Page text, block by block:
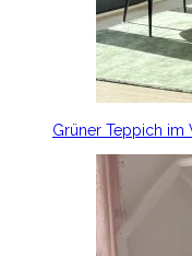
Grüner Teppich